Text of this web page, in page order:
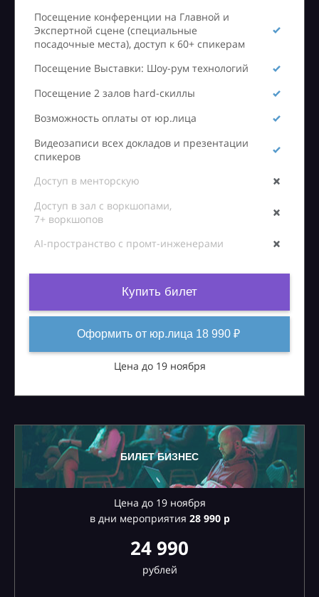
Посещение конференции на Главной и
Экспертной сцене (специальные
посадочные места), доступ к 60+ спикерам
Посещение Выставки: Шоу-рум технологий
Посещение 2 залов hard-скиллы
Возможность оплаты от юр.лица
Видеозаписи всех докладов и презентации
спикеров
Доступ в менторскую
Доступ в зал с воркшопами,
7+ воркшопов
AI-пространство с промт-инженерами
Купить билет
Оформить от юр.лица 18 990 ₽
Цена до 19 ноября
БИЛЕТ БИЗНЕС
Цена до 19 ноября
в дни мероприятия 28990 р
24 990
рублей